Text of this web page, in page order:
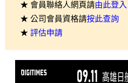
★ 會員聯絡人網頁請由此登入
★ 公司會員資格請按此查詢
★ 評估申請